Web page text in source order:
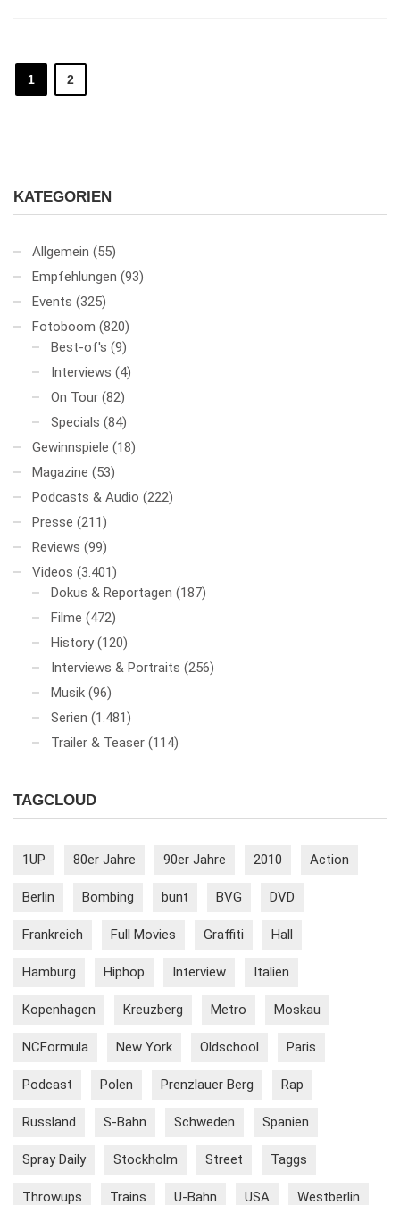
1 2
KATEGORIEN
Allgemein (55)
Empfehlungen (93)
Events (325)
Fotoboom (820)
Best-of's (9)
Interviews (4)
On Tour (82)
Specials (84)
Gewinnspiele (18)
Magazine (53)
Podcasts & Audio (222)
Presse (211)
Reviews (99)
Videos (3.401)
Dokus & Reportagen (187)
Filme (472)
History (120)
Interviews & Portraits (256)
Musik (96)
Serien (1.481)
Trailer & Teaser (114)
TAGCLOUD
1UP 80er Jahre 90er Jahre 2010 Action
Berlin Bombing bunt BVG DVD
Frankreich Full Movies Graffiti Hall
Hamburg Hiphop Interview Italien
Kopenhagen Kreuzberg Metro Moskau
NCFormula New York Oldschool Paris
Podcast Polen Prenzlauer Berg Rap
Russland S-Bahn Schweden Spanien
Spray Daily Stockholm Street Taggs
Throwups Trains U-Bahn USA Westberlin